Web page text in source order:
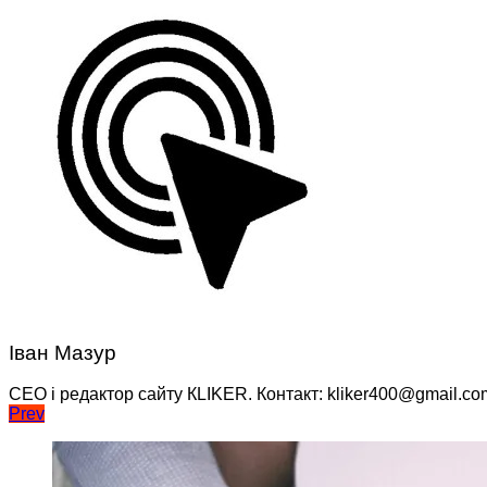
Іван Мазур
CEO і редактор сайту КLIKER. Контакт:
Навігація
записів
Prev